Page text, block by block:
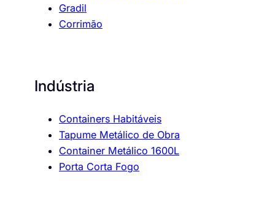
Gradil
Corrimão
Indústria
Containers Habitáveis
Tapume Metálico de Obra
Container Metálico 1600L
Porta Corta Fogo